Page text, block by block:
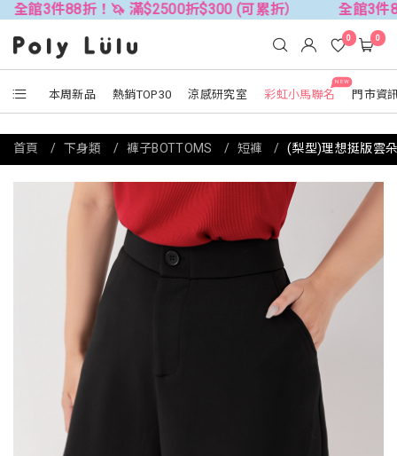
折！🦄 滿$2500折$300 (可累折） 全館3件88折！🦄
本周新品 熱銷TOP30 涼感研究室
NEW
彩虹小馬聯名 門市資
0 0
首頁 下身類 褲子BOTTOMS 短褲 (梨型)理想挺版雲